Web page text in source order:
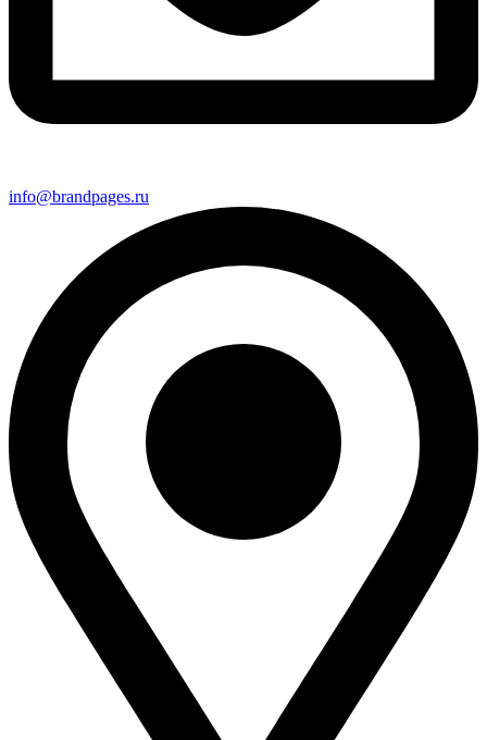
info@brandpages.ru